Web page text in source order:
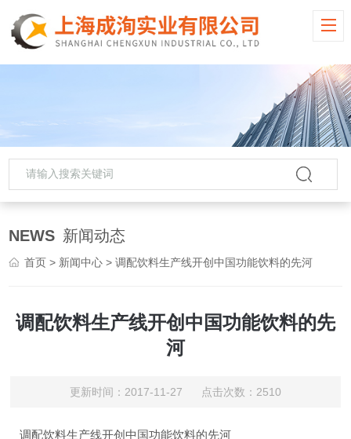
NEWS 新闻动态
首页 > 新闻中心 > 调配饮料生产线开创中国功能饮料的先河
调配饮料生产线开创中国功能饮料的先
河
更新时间：2017-11-27 点击次数：2510
调配饮料生产线开创中国功能饮料的先河